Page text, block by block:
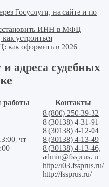
Госуслуги, на сайте и по
ИНН в МФЦ
устроиться
как оформить в 2026
адреса судебных
работы Контакты
чт
8 (800) 250-39-32
8 (30138) 4-31-91
8 (30138) 4-12-04
8 (30138) 4-13-49
8 (30138) 4-13-46,
admin@fssprus.ru
http://r03.fssprus.ru/
http://fssprus.ru/